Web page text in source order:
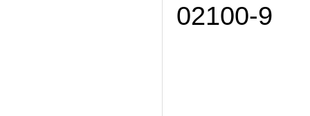
02100-9